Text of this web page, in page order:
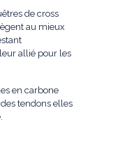
de cross
au mieux
allié pour les
en carbone
tendons elles